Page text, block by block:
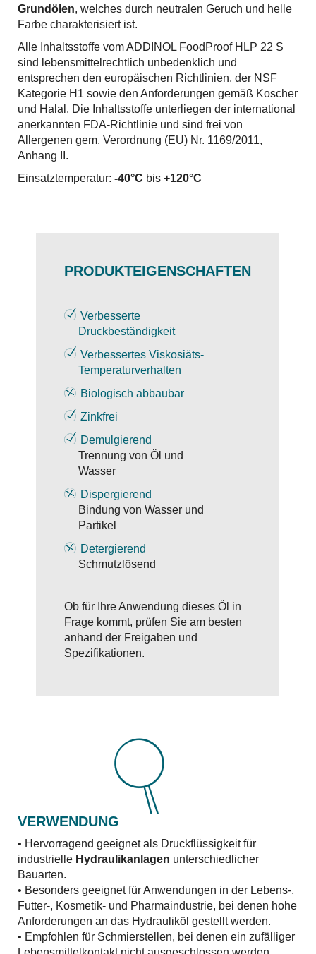
Grundölen, welches durch neutralen Geruch und helle
Farbe charakterisiert ist.
Alle Inhaltsstoffe vom ADDINOL FoodProof HLP 22 S
sind lebensmittelrechtlich unbedenklich und
entsprechen den europäischen Richtlinien, der NSF
Kategorie H1 sowie den Anforderungen gemäß Koscher
und Halal. Die Inhaltsstoffe unterliegen der international
anerkannten FDA-Richtlinie und sind frei von
Allergenen gem. Verordnung (EU) Nr. 1169/2011,
Anhang II.
Einsatztemperatur: -40°C bis +120°C
PRODUKTEIGENSCHAFTEN
Verbesserte
Druckbeständigkeit
Verbessertes Viskosiäts-
Temperaturverhalten
Biologisch abbaubar
Zinkfrei
Demulgierend
Trennung von Öl und
Wasser
Dispergierend
Bindung von Wasser und
Partikel
Detergierend
Schmutzlösend
Ob für Ihre Anwendung dieses Öl in
Frage kommt, prüfen Sie am besten
anhand der Freigaben und
Spezifikationen.
VERWENDUNG
• Hervorragend geeignet als Druckflüssigkeit für
industrielle Hydraulikanlagen unterschiedlicher
Bauarten.
• Besonders geeignet für Anwendungen in der Lebens-,
Futter-, Kosmetik- und Pharmaindustrie, bei denen hohe
Anforderungen an das Hydrauliköl gestellt werden.
• Empfohlen für Schmierstellen, bei denen ein zufälliger